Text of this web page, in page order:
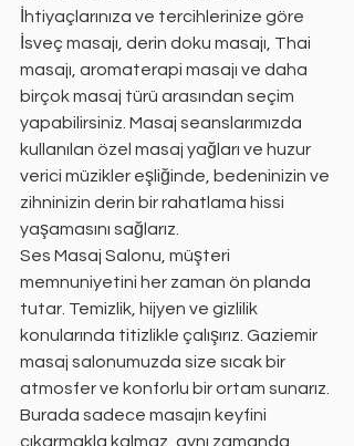
İhtiyaçlarınıza ve tercihlerinize göre
İsveç masajı, derin doku masajı, Thai
masajı, aromaterapi masajı ve daha
birçok masaj türü arasından seçim
yapabilirsiniz. Masaj seanslarımızda
kullanılan özel masaj yağları ve huzur
verici müzikler eşliğinde, bedeninizin ve
zihninizin derin bir rahatlama hissi
yaşamasını sağlarız.
Ses Masaj Salonu, müşteri
memnuniyetini her zaman ön planda
tutar. Temizlik, hijyen ve gizlilik
konularında titizlikle çalışırız. Gaziemir
masaj salonumuzda size sıcak bir
atmosfer ve konforlu bir ortam sunarız.
Burada sadece masajın keyfini
çıkarmakla kalmaz, aynı zamanda